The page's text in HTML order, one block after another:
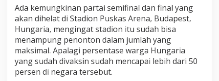
e
n
S
a
a
t
S
e
Ada kemungkinan partai semifinal dan final yang
akan dihelat di Stadion Puskas Arena, Budapest,
Hungaria, mengingat stadion itu sudah bisa
menampung penonton dalam jumlah yang
maksimal. Apalagi persentase warga Hungaria
yang sudah divaksin sudah mencapai lebih dari 50
persen di negara tersebut.